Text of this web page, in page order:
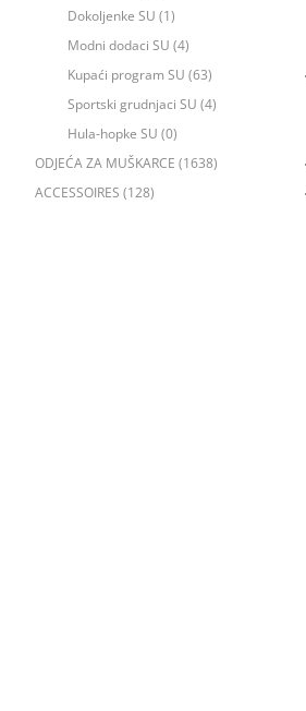
Dokoljenke SU (1)
Modni dodaci SU (4)
Kupaći program SU (63)
Sportski grudnjaci SU (4)
Hula-hopke SU (0)
ODJEĆA ZA MUŠKARCE (1638)
ACCESSOIRES (128)